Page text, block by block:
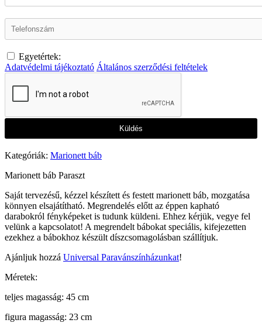
Egyetértek:
Adatvédelmi tájékoztató Általános szerződési feltételek
Küldés
Kategóriák: Marionett báb
Marionett báb Paraszt
Saját tervezésű, kézzel készített és festett marionett báb, mozgatása
könnyen elsajátítható. Megrendelés előtt az éppen kapható
darabokról fényképeket is tudunk küldeni. Ehhez kérjük, vegye fel
velünk a kapcsolatot! A megrendelt bábokat speciális, kifejezetten
ezekhez a bábokhoz készült díszcsomagolásban szállítjuk.
Ajánljuk hozzá Universal Paravánszínházunkat!
Méretek:
teljes magasság: 45 cm
figura magasság: 23 cm